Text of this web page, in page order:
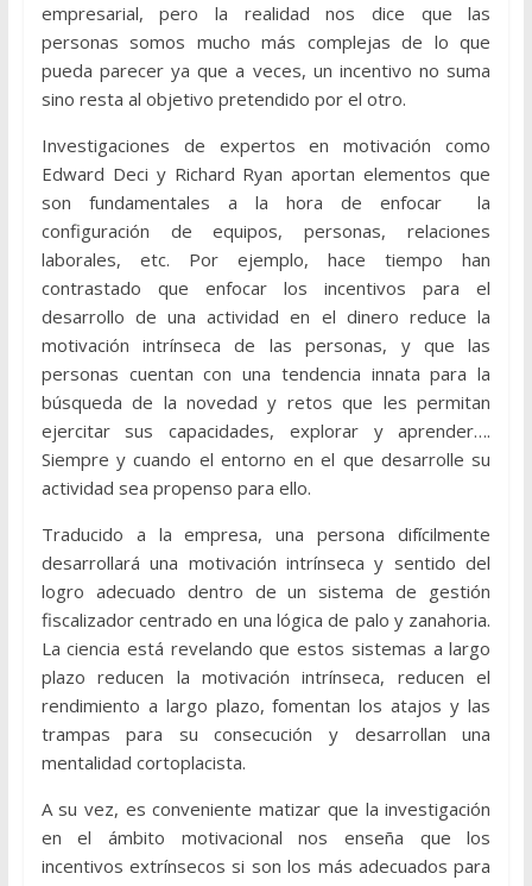
empresarial, pero la realidad nos dice que las
personas somos mucho más complejas de lo que
pueda parecer ya que a veces, un incentivo no suma
sino resta al objetivo pretendido por el otro.
Investigaciones de expertos en motivación como
Edward Deci y Richard Ryan aportan elementos que
son fundamentales a la hora de enfocar la
configuración de equipos, personas, relaciones
laborales, etc. Por ejemplo, hace tiempo han
contrastado que enfocar los incentivos para el
desarrollo de una actividad en el dinero reduce la
motivación intrínseca de las personas, y que las
personas cuentan con una tendencia innata para la
búsqueda de la novedad y retos que les permitan
ejercitar sus capacidades, explorar y aprender….
Siempre y cuando el entorno en el que desarrolle su
actividad sea propenso para ello.
Traducido a la empresa, una persona difícilmente
desarrollará una motivación intrínseca y sentido del
logro adecuado dentro de un sistema de gestión
fiscalizador centrado en una lógica de palo y zanahoria.
La ciencia está revelando que estos sistemas a largo
plazo reducen la motivación intrínseca, reducen el
rendimiento a largo plazo, fomentan los atajos y las
trampas para su consecución y desarrollan una
mentalidad cortoplacista.
A su vez, es conveniente matizar que la investigación
en el ámbito motivacional nos enseña que los
incentivos extrínsecos si son los más adecuados para